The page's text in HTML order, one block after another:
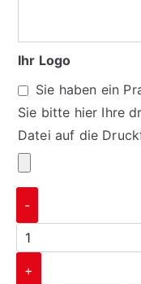
Ihr Logo
Sie haben ein
Sie bitte hier Ihre
Datei auf die
-
+